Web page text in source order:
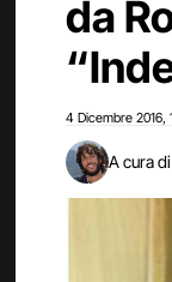
da
4 Dicembre 2016
A cura di